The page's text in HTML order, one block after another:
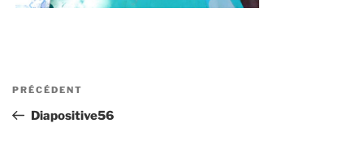
Navigation
l’article
Article
précédent
PRÉCÉDENT
Diapositive56